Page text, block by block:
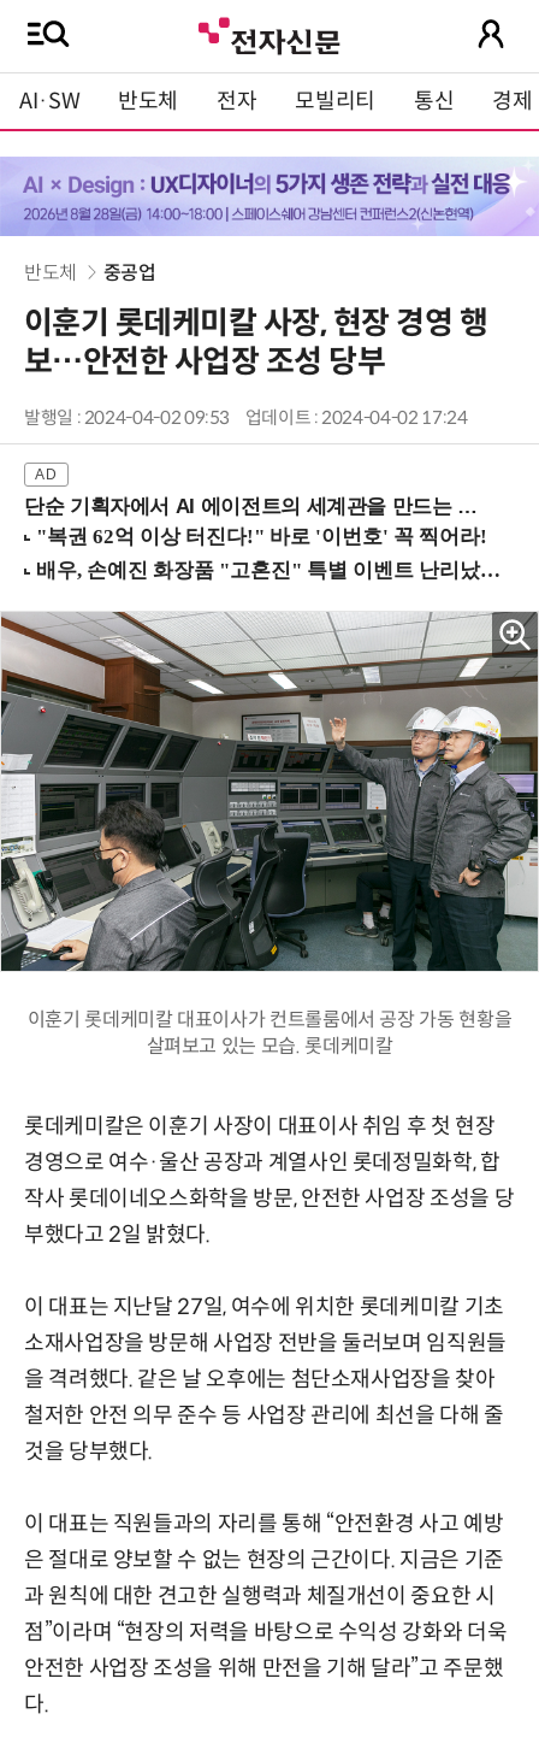
AI·SW 반도체 전자 모빌리티 통신 경제
반도체 중공업
이훈기 롯데케미칼 사장, 현장 경영 행
보…안전한 사업장 조성 당부
발행일 : 2024-04-02 09:53 업데이트 : 2024-04-02 17:24
단순 기획자에서 AI 에이전트의 세계관을 만드는 지식 설계자로.. (8/20 강남역)
이훈기 롯데케미칼 대표이사가 컨트롤룸에서 공장 가동 현황을
살펴보고 있는 모습. 롯데케미칼
롯데케미칼은 이훈기 사장이 대표이사 취임 후 첫 현장
경영으로 여수·울산 공장과 계열사인 롯데정밀화학, 합
작사 롯데이네오스화학을 방문, 안전한 사업장 조성을 당
부했다고 2일 밝혔다.
이 대표는 지난달 27일, 여수에 위치한 롯데케미칼 기초
소재사업장을 방문해 사업장 전반을 둘러보며 임직원들
을 격려했다. 같은 날 오후에는 첨단소재사업장을 찾아
철저한 안전 의무 준수 등 사업장 관리에 최선을 다해 줄
것을 당부했다.
이 대표는 직원들과의 자리를 통해 “안전환경 사고 예방
은 절대로 양보할 수 없는 현장의 근간이다. 지금은 기준
과 원칙에 대한 견고한 실행력과 체질개선이 중요한 시
점”이라며 “현장의 저력을 바탕으로 수익성 강화와 더욱
안전한 사업장 조성을 위해 만전을 기해 달라”고 주문했
다.